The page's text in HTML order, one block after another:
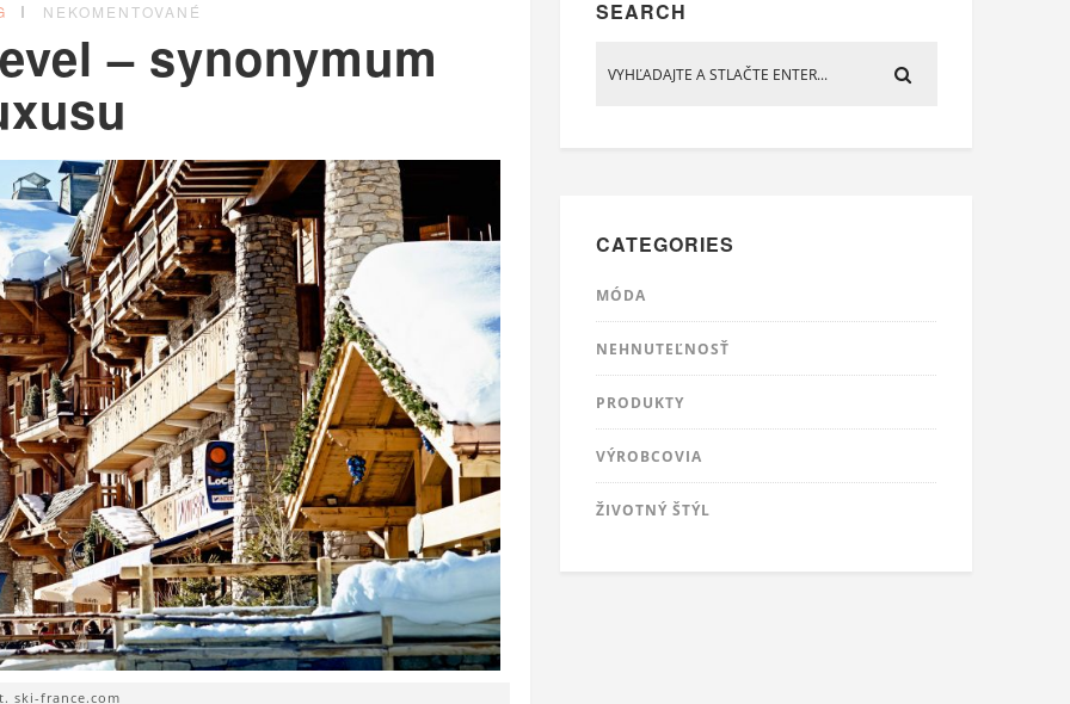
NEKOMENTOVANÉ
– synonymum
ski-france.com
SEARCH
CATEGORIES
MÓDA
NEHNUTEĽNOSŤ
PRODUKTY
VÝROBCOVIA
ŽIVOTNÝ ŠTÝL